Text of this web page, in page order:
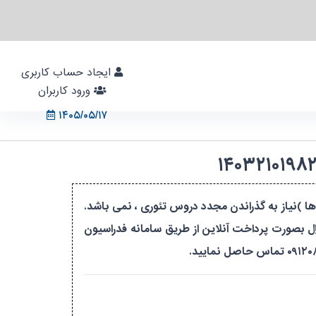
۱۴۰۵/۰۵/۱۷
)نیاز به گذراندن مجدد دروس تئوری ، نمی باشد.
ریال به شماره حساب بانک ملی ۰۱۱۰۷۹۲۲۰۴۰۰۶ بنام هیئت وزنه برداری استان قزوین و مبلغ ۵۰۷۵۰۰۰ ریال بصورت پرداخت آنلاین از طریق سامانه فدراسیون